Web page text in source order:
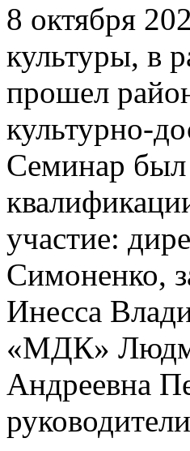
8 октября
культуры, в
прошел
культурно-
Семинар был
участие:
Симоненко,
Инесса
«МДК»
Андреевна